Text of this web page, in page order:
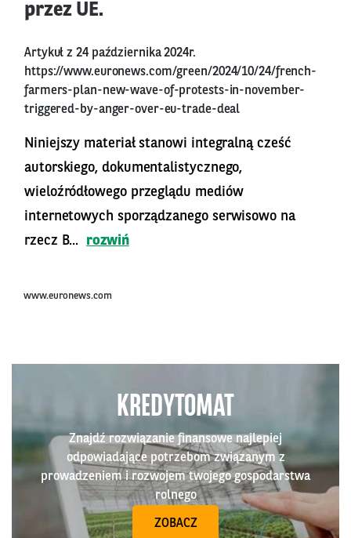
przez UE.
Artykuł z 24 października 2024r.
https://www.euronews.com/green/2024/10/24/french-
farmers-plan-new-wave-of-protests-in-november-
triggered-by-anger-over-eu-trade-deal
Niniejszy materiał stanowi integralną cześć
autorskiego, dokumentalistycznego,
wieloźródłowego przeglądu mediów
internetowych sporządzanego serwisowo na
rzecz B...
rozwiń
www.euronews.com
KREDYTOMAT
Znajdź rozwiązanie finansowe najlepiej
odpowiadające potrzebom związanym z
prowadzeniem i rozwojem twojego gospodarstwa
rolnego
ZOBACZ